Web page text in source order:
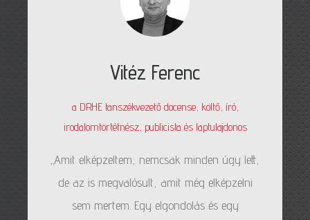
Vitéz Ferenc
a DRHE tanszékvezető docense, költő, író,
irodalomtörtétnész, publicista és laptulajdonos
„Amit elképzeltem, nemcsak minden úgy lett,
de az is megvalósult, amit még elképzelni
sem mertem. Egy elgondolás és egy